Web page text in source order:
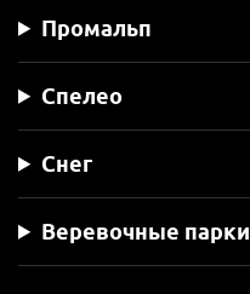
Промальп
Спелео
Снег
Веревочные парки